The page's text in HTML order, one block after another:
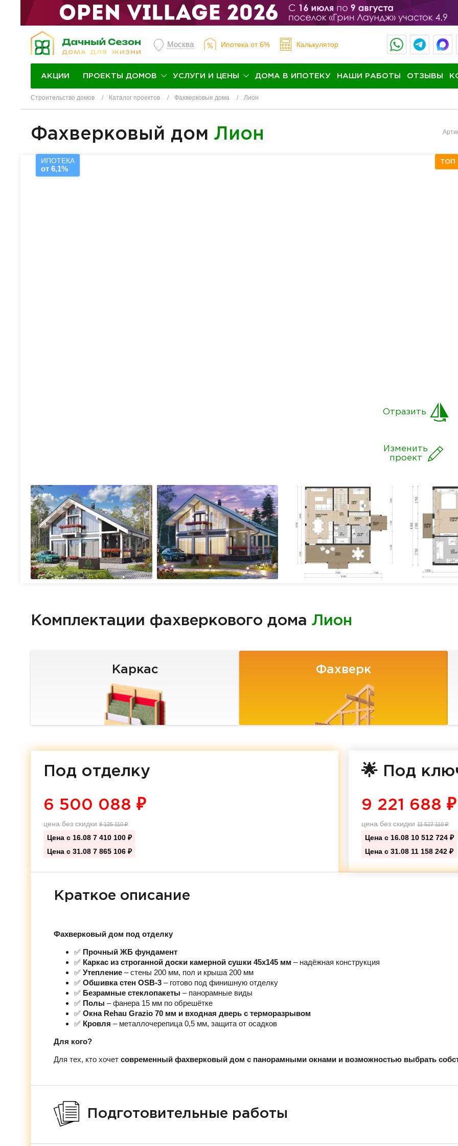
Москва Ипотека от 6% Калькулятор
АКЦИИ ПРОЕКТЫ ДОМОВ УСЛУГИ И ЦЕНЫ ДОМА В ИПОТЕКУ НАШИ РАБОТЫ ОТЗЫВЫ
Строительство домов Каталог проектов Фахверковые дома Лион
Фахверковый дом Лион
ИПОТЕКА
от 6,1%
ТОП
Изменить
проект
Отразить
Комплектации фахверкового дома Лион
Каркас Фахверк
Под отделку
6 500 088 ₽
цена без скидки 8 125 110₽
Цена с 16.08 7 410 100 ₽
Цена с 31.08 7 865 106 ₽
🌟 Под
9 221 688 ₽
цена без скидки 11 527 110₽
Цена с 16.08 10 512 724 ₽
Цена с 31.08 11 158 242 ₽
Краткое описание
Фахверковый дом под отделку
✅ Прочный ЖБ фундамент
✅ Каркас из строганной доски камерной сушки 45х145 мм – надёжная конструкция
✅ Утепление – стены 200 мм, пол и крыша 200 мм
✅ Обшивка стен OSB-3 – готово под финишную отделку
✅ Безрамные стеклопакеты – панорамные виды
✅ Полы – фанера 15 мм по обрешётке
✅ Окна Rehau Grazio 70 мм и входная дверь с терморазрывом
✅ Кровля – металлочерепица 0,5 мм, защита от осадков
Для кого?
Для тех, кто хочет современный фахверковый дом с панорамными окнами и возможностью выбрать
Подготовительные работы